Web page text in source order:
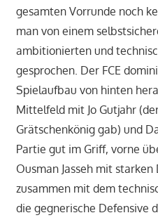
gesamten Vorrunde noch
man von einem
ambitionierten und
gesprochen. Der FCE
Spielaufbau von hinten
Mittelfeld mit Jo Gutjahr
Grätschenkönig gab) und
Partie gut im Griff, vorne
Ousman Jasseh mit
zusammen mit dem
die gegnerische Defensive